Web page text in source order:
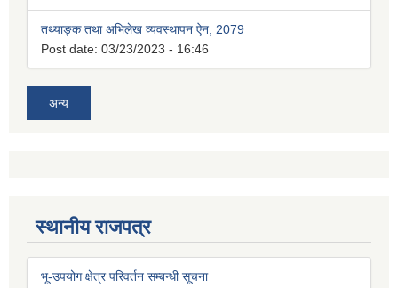
तथ्याङ्क तथा अभिलेख व्यवस्थापन ऐन, 2079
Post date: 03/23/2023 - 16:46
अन्य
स्थानीय राजपत्र
भू-उपयोग क्षेत्र परिवर्तन सम्बन्धी सूचना